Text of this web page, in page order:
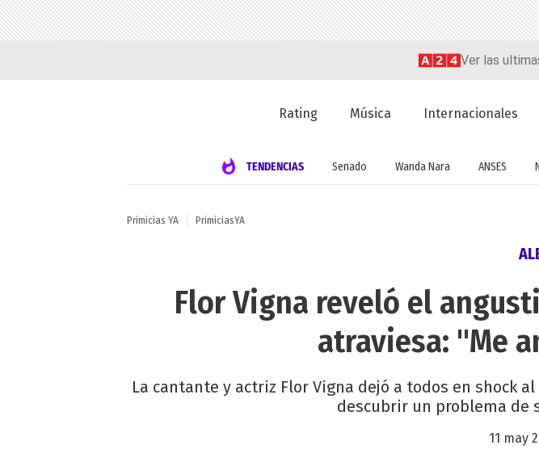
Ver las
Rating Música Internacionales
TENDENCIAS Senado Wanda Nara ANSES
Primicias YA PrimiciasYA
Flor Vigna reveló el
atraviesa: "Me
La cantante y actriz Flor Vigna dejó a todos en shock
descubrir un problema de
11 may